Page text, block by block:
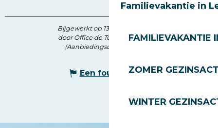
Familievakantie in
FAMILIEVAKANTIE
ZOMER
WINTER
Bijgewerkt op 13 juni 2026 in 11:20
door Office de Tourisme des Gets
(Aanbiedingscode :
Een fout melden